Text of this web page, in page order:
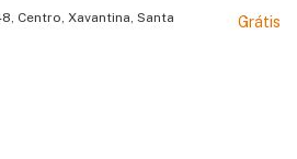
Centro, Xavantina, Santa
Grátis